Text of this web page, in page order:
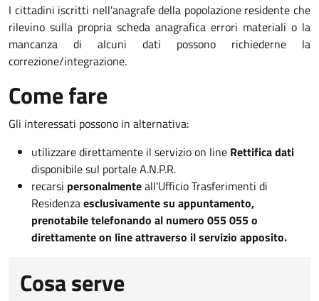
I cittadini iscritti nell'anagrafe della popolazione residente che
rilevino sulla propria scheda anagrafica errori materiali o la
mancanza di alcuni dati possono richiederne la
correzione/integrazione.
Come fare
Gli interessati possono in alternativa:
utilizzare direttamente il servizio on line Rettifica dati
disponibile sul portale A.N.P.R.
recarsi personalmenteall'Ufficio Trasferimenti di
Residenzaesclusivamente su appuntamento,
prenotabile telefonando al numero 055 055 o
direttamente on line attraverso il servizio apposito.
Cosa serve